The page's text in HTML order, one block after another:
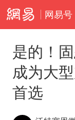
网易号
是的！
成为大
首选